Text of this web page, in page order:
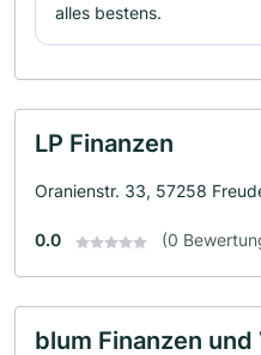
alles bestens.
LP Finanzen
Oranienstr. 33, 57258
0.0 (0
blum Finanzen